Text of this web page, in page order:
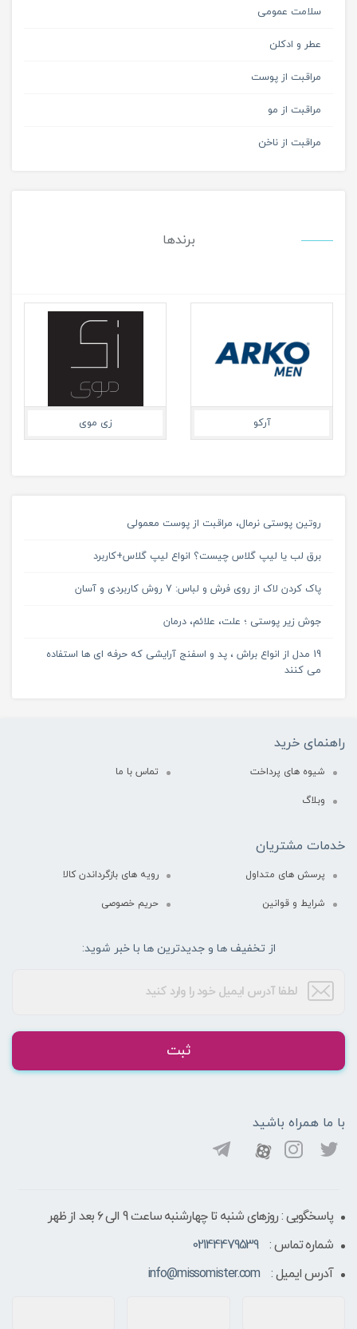
سلامت عمومی
عطر و ادکلن
مراقبت از پوست
مراقبت از مو
مراقبت از ناخن
برندها
آرکو زی موی
روتین پوستی نرمال، مراقبت از پوست معمولی
برق لب یا لیپ گلاس چیست؟ انواع لیپ گلاس+کاربرد
پاک کردن لاک از روی فرش و لباس: 7 روش کاربردی و آسان
جوش زیر پوستی ؛ علت، علائم، درمان
19 مدل از انواع براش ، پد و اسفنج آرایشی که حرفه ای ها استفاده
می کنند
راهنمای خرید
شیوه های پرداخت تماس با ما
وبلاگ
خدمات مشتریان
پرسش های متداول رویه های بازگرداندن کالا
شرایط و قوانین حریم خصوصی
از تخفیف ها و جدیدترین ها با خبر شوید:
ثبت
با ما همراه باشید
پاسخگویی : روزهای شنبه تا چهارشنبه ساعت 9 الی ۶ بعد از ظهر
شماره تماس :
02144479539
آدرس ایمیل :
info@missomister.com